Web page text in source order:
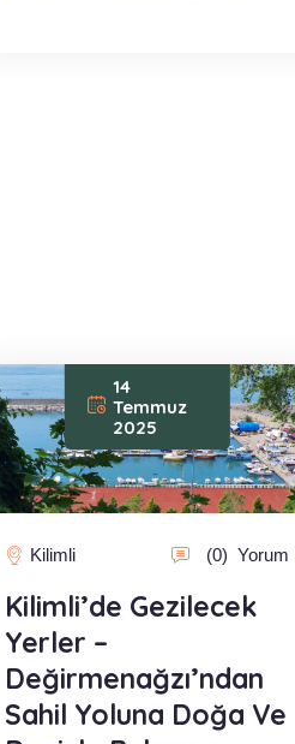
14
Temmuz
2025
Kilimli (0) Yorum
Kilimli’de Gezilecek
Yerler –
Değirmenağzı’ndan
Sahil Yoluna Doğa Ve